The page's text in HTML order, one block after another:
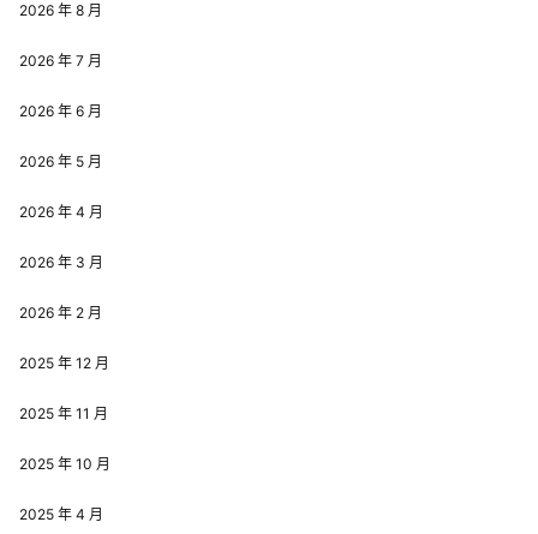
2026 年 8 月
2026 年 7 月
2026 年 6 月
2026 年 5 月
2026 年 4 月
2026 年 3 月
2026 年 2 月
2025 年 12 月
2025 年 11 月
2025 年 10 月
2025 年 4 月